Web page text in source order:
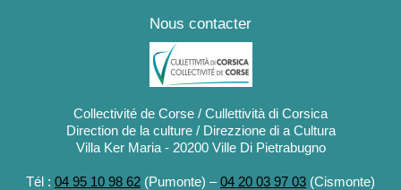
Nous contacter
Collectivité de Corse / Cullettività di Corsica
Direction de la culture / Direzzione di a Cultura
Villa Ker Maria - 20200 Ville Di Pietrabugno
Tél : 04 95 10 98 62 (Pumonte) –04 20 03 97 03 (Cismonte)